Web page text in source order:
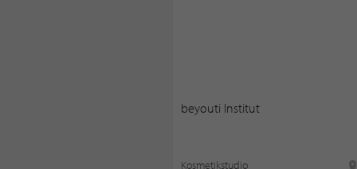
beyouti Institut
Kosmetikstudio